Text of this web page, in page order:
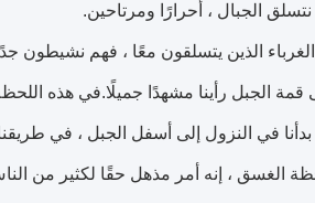
الجبال ، أحرارًا ومرتاحين.
الغرباء الذين يتسلقون معًا ، فهم
الجبل رأينا مشهدًا جميلًا.في هذه
بدأنا في النزول إلى أسفل الجبل ، في
الغسق ، إنه أمر مذهل حقًا لكثير من